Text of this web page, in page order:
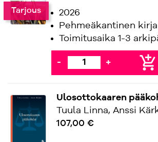
Tarjous
2026
Pehmeäkantinen kirja
Toimitusaika 1-3
- + add_shopping_cart
Ulosottokaaren
Tuula Linna, Anssi
107,00 €